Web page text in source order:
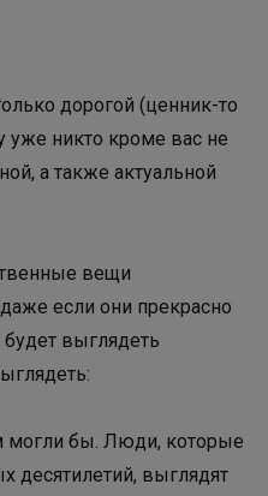
дорогой (ценник-то
уже никто кроме вас не
а также актуальной
вещи
если они прекрасно
выглядеть
могли бы. Люди, которые
выглядят